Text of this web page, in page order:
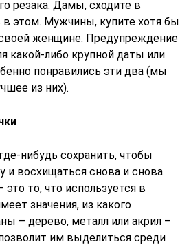
резака. Дамы, сходите в
в этом. Мужчины, купите хотя бы
женщине. Предупреждение
какой-либо крупной даты или
понравились эти два (мы
из них).
нибудь сохранить, чтобы
и восхищаться снова и снова.
то, что используется в
значения, из какого
– дерево, металл или акрил –
им выделиться среди